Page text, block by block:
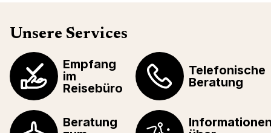
Unsere Services
Empfang
im
Reisebüro
Telefonische
Beratung
Beratung